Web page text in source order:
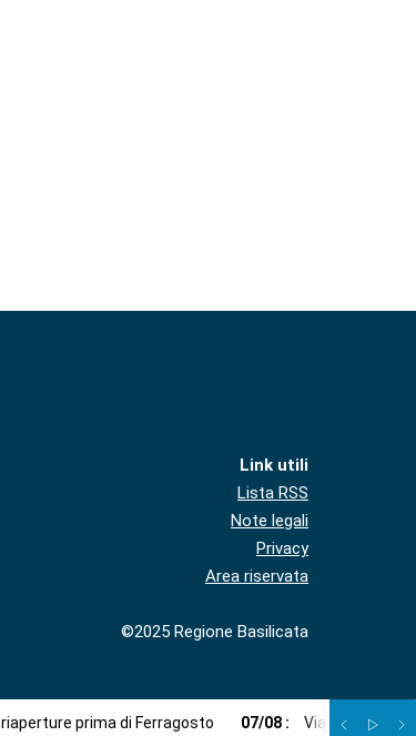
Link utili
Lista RSS
Note legali
Privacy
Area riservata
©2025 Regione Basilicata
prima di Ferragosto 07/08 : Via libera a